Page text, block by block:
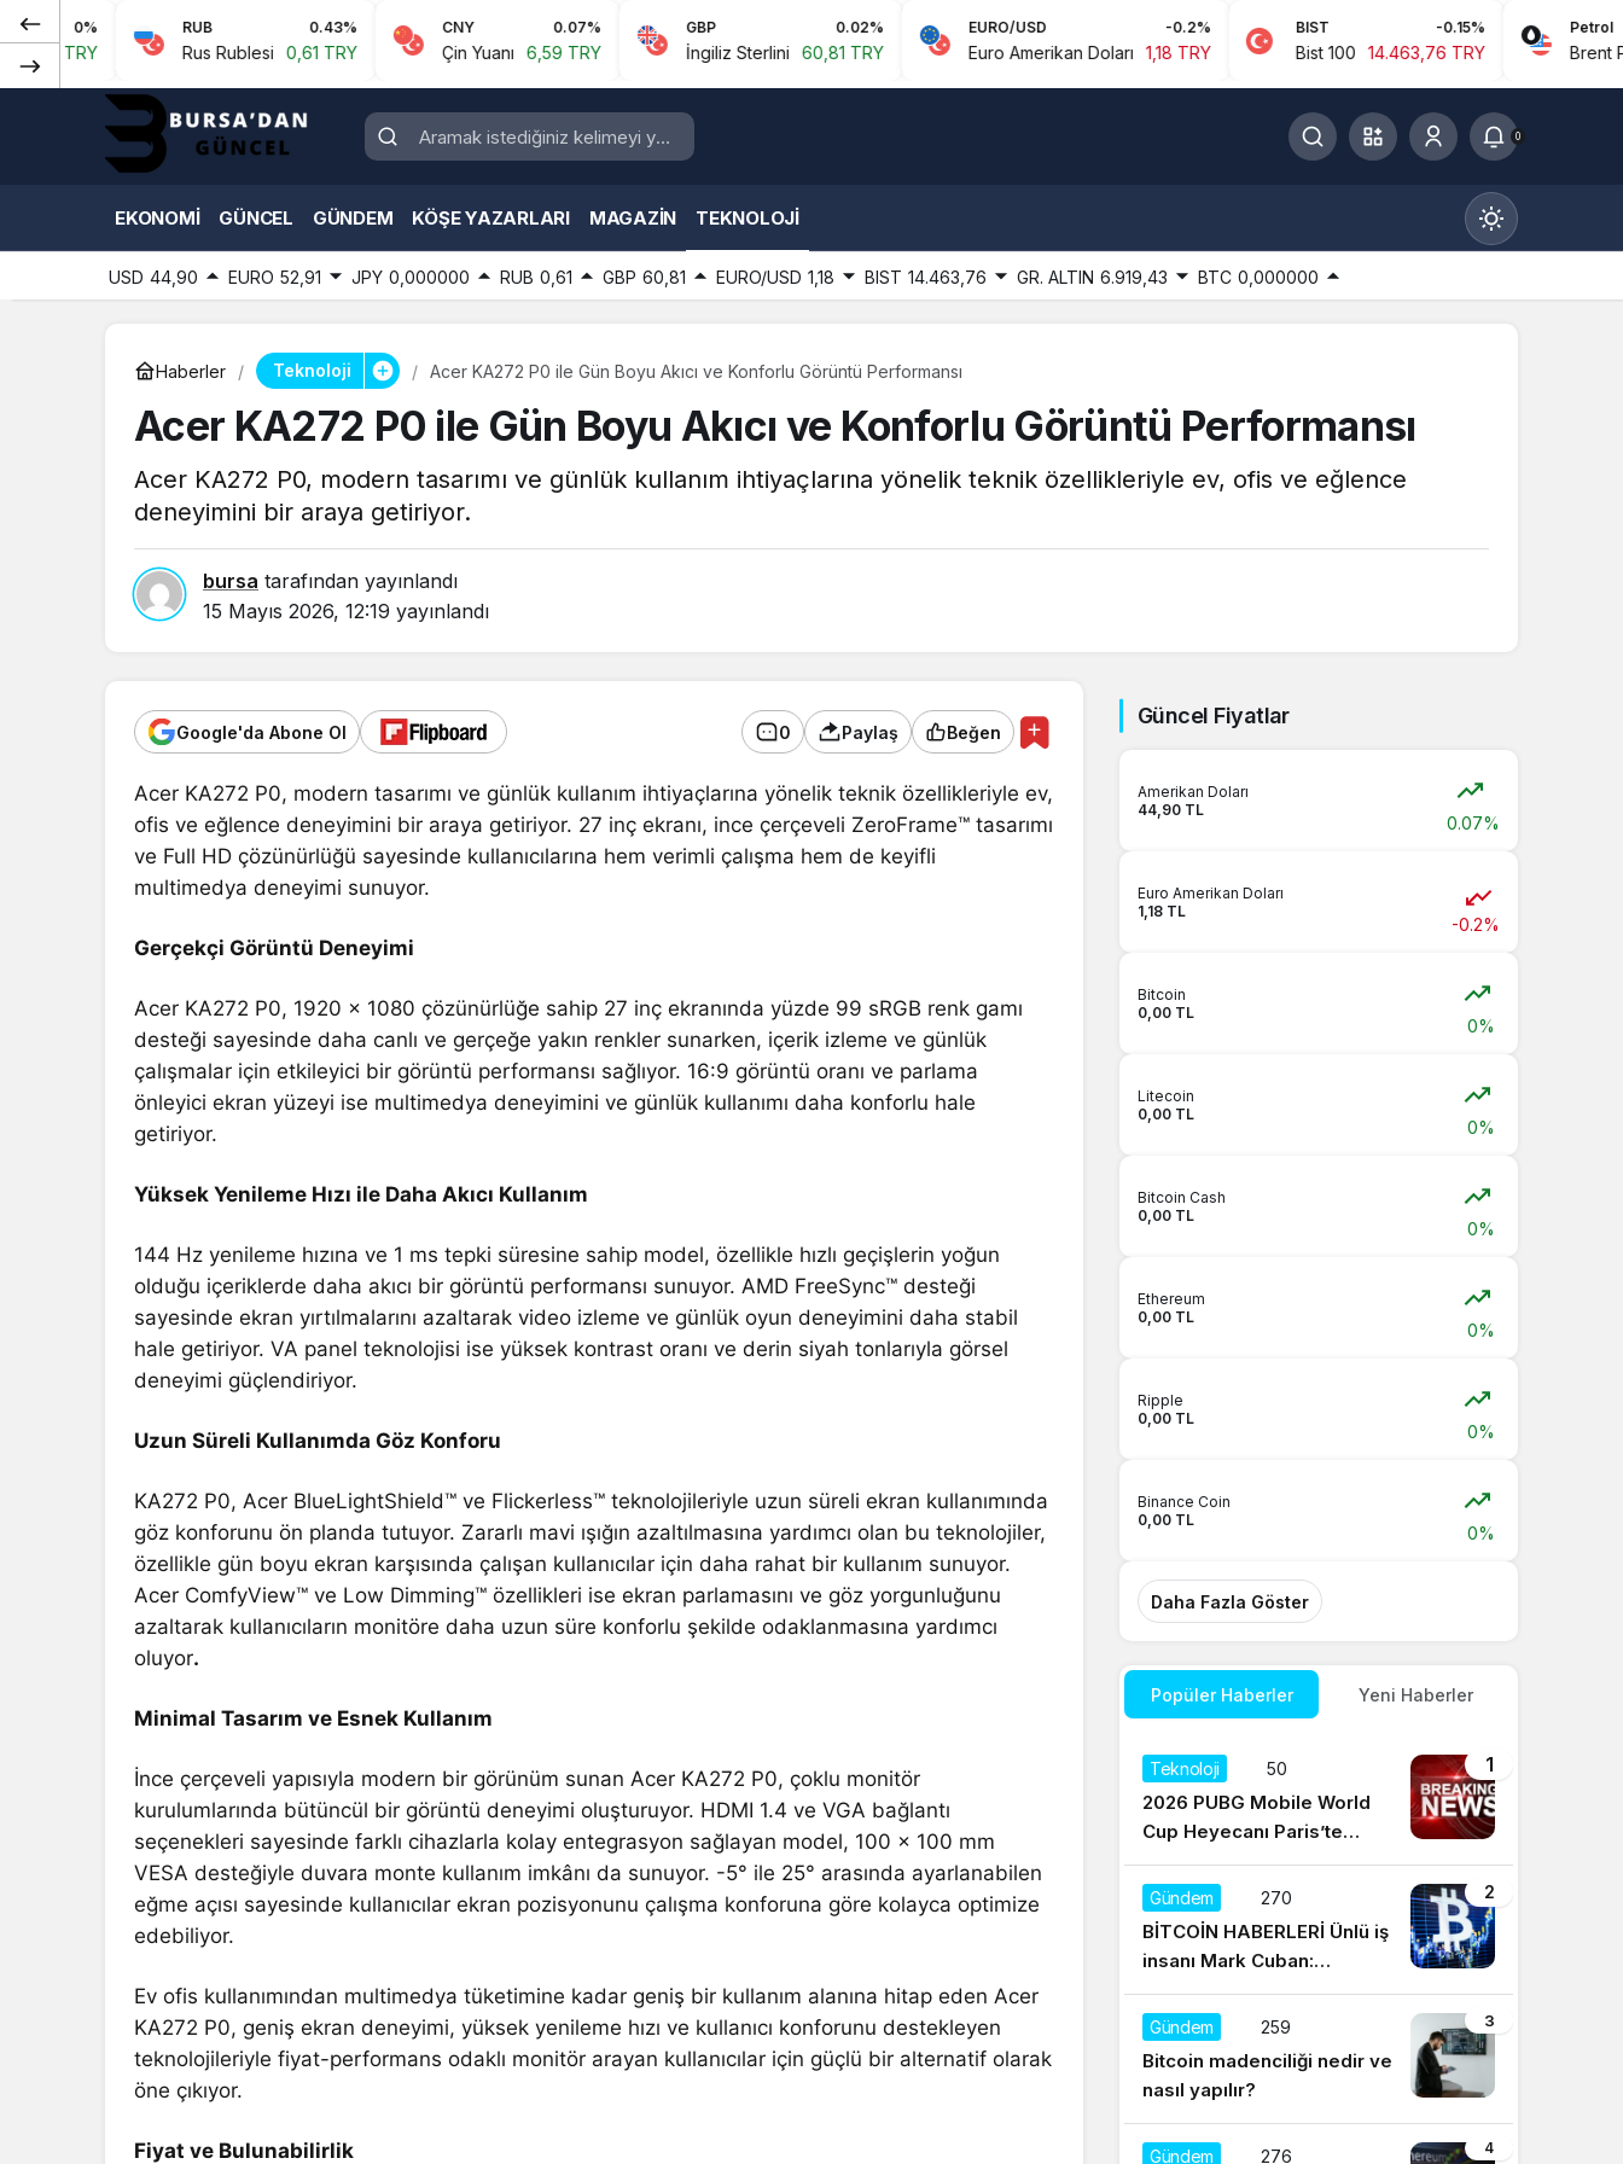
RUB
Rus Rublesi 0,61 TRY
CNY
Çin Yuanı 6,59 TRY
GBP
İngiliz Sterlini 60,81 TRY
EURO/USD
Euro Amerikan Doları 1,18 TRY
BIST
Bist 100 14.463,76 TRY
Petrol
Brent Petrol
0
EKONOMI GÜNCEL GÜNDEM KÖŞE YAZARLARI MAGAZIN TEKNOLOJI
Gündüz Modu
Gündüz modunu seçin.
USD 44,90 EURO 52,91 JPY 0,000000 RUB 0,61 GBP 60,81 EURO/USD 1,18 BIST 14.463,76 GR. ALTIN 6.919,43 BTC 0,000000
Haberler Teknoloji Acer KA272 P0 ile Gün Boyu Akıcı ve Konforlu Görüntü Performansı
Acer KA272 P0 ile Gün Boyu Akıcı ve Konforlu Görüntü Performansı
Acer KA272 P0, modern tasarımı ve günlük kullanım ihtiyaçlarına yönelik teknik özellikleriyle ev, ofis ve eğlence
deneyimini bir araya getiriyor.
bursa tarafından yayınlandı
15 Mayıs 2026, 12:19 yayınlandı
Google'da Abone Ol 0 Paylaş Beğen
Acer KA272 P0, modern tasarımı ve günlük kullanım ihtiyaçlarına yönelik teknik özellikleriyle ev,
ofis ve eğlence deneyimini bir araya getiriyor. 27 inç ekranı, ince çerçeveli ZeroFrame™ tasarımı
ve Full HD çözünürlüğü sayesinde kullanıcılarına hem verimli çalışma hem de keyifli
multimedya deneyimi sunuyor.
Gerçekçi Görüntü Deneyimi
Acer KA272 P0, 1920 x 1080 çözünürlüğe sahip 27 inç ekranında yüzde 99 sRGB renk gamı
desteği sayesinde daha canlı ve gerçeğe yakın renkler sunarken, içerik izleme ve günlük
çalışmalar için etkileyici bir görüntü performansı sağlıyor. 16:9 görüntü oranı ve parlama
önleyici ekran yüzeyi ise multimedya deneyimini ve günlük kullanımı daha konforlu hale
getiriyor.
Yüksek Yenileme Hızı ile Daha Akıcı Kullanım
144 Hz yenileme hızına ve 1 ms tepki süresine sahip model, özellikle hızlı geçişlerin yoğun
olduğu içeriklerde daha akıcı bir görüntü performansı sunuyor. AMD FreeSync™ desteği
sayesinde ekran yırtılmalarını azaltarak video izleme ve günlük oyun deneyimini daha stabil
hale getiriyor. VA panel teknolojisi ise yüksek kontrast oranı ve derin siyah tonlarıyla görsel
deneyimi güçlendiriyor.
Uzun Süreli Kullanımda Göz Konforu
KA272 P0, Acer BlueLightShield™ ve Flickerless™ teknolojileriyle uzun süreli ekran kullanımında
göz konforunu ön planda tutuyor. Zararlı mavi ışığın azaltılmasına yardımcı olan bu teknolojiler,
özellikle gün boyu ekran karşısında çalışan kullanıcılar için daha rahat bir kullanım sunuyor.
Acer ComfyView™ ve Low Dimming™ özellikleri ise ekran parlamasını ve göz yorgunluğunu
azaltarak kullanıcıların monitöre daha uzun süre konforlu şekilde odaklanmasına yardımcı
oluyor.
Minimal Tasarım ve Esnek Kullanım
İnce çerçeveli yapısıyla modern bir görünüm sunan Acer KA272 P0, çoklu monitör
kurulumlarında bütüncül bir görüntü deneyimi oluşturuyor. HDMI 1.4 ve VGA bağlantı
seçenekleri sayesinde farklı cihazlarla kolay entegrasyon sağlayan model, 100 x 100 mm
VESA desteğiyle duvara monte kullanım imkânı da sunuyor. -5° ile 25° arasında ayarlanabilen
eğme açısı sayesinde kullanıcılar ekran pozisyonunu çalışma konforuna göre kolayca optimize
edebiliyor.
Ev ofis kullanımından multimedya tüketimine kadar geniş bir kullanım alanına hitap eden Acer
KA272 P0, geniş ekran deneyimi, yüksek yenileme hızı ve kullanıcı konforunu destekleyen
teknolojileriyle fiyat-performans odaklı monitör arayan kullanıcılar için güçlü bir alternatif olarak
öne çıkıyor.
Fiyat ve Bulunabilirlik
Güncel Fiyatlar
Amerikan Doları
44,90 TL
0.07%
Euro Amerikan Doları
1,18 TL
-0.2%
Bitcoin
0,00 TL
0%
Litecoin
0,00 TL
0%
Bitcoin Cash
0,00 TL
0%
Ethereum
0,00 TL
0%
Ripple
0,00 TL
0%
Binance Coin
0,00 TL
0%
Daha Fazla Göster
Popüler Haberler Yeni Haberler
1
Teknoloji 50
2026 PUBG Mobile World
Cup Heyecanı Paris’te
Başlıyor
2
Gündem 270
BİTCOİN HABERLERİ Ünlü iş
insanı Mark Cuban:
Satışların yüzde 95’i
Dogecoin ile
3
Gündem 259
Bitcoin madenciliği nedir ve
nasıl yapılır?
4
Gündem 276